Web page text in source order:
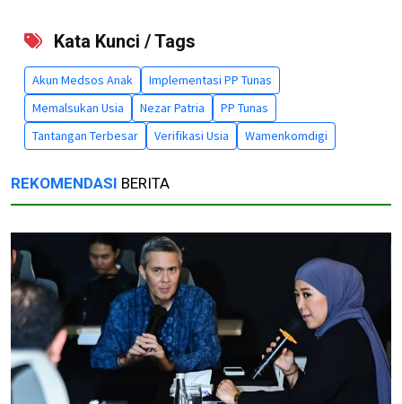
Kata Kunci / Tags
Akun Medsos Anak
Implementasi PP Tunas
Memalsukan Usia
Nezar Patria
PP Tunas
Tantangan Terbesar
Verifikasi Usia Wamenkomdigi
REKOMENDASI BERITA